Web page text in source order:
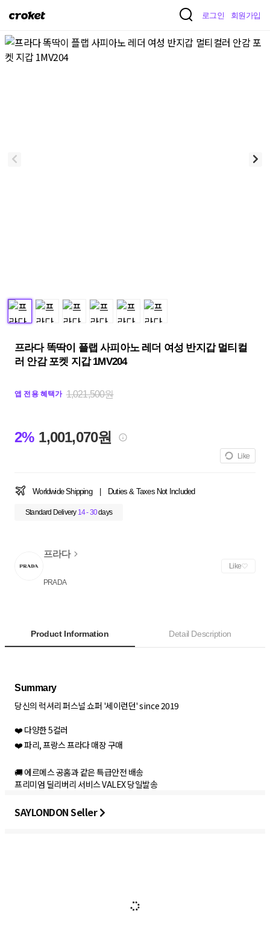
크
켓
로그인 회원가입
프라다 똑딱이 플랩 사피아노 레더 여성 반지갑 멀티컬
러 안감 포켓 지갑 1MV204
앱 전용 혜택가 1,021,500원
2% 1,001,070원
Like
Worldwide Shipping Duties & Taxes Not Included
Standard Delivery 14 - 30days
프라다
PRADA
Like
Product Information Detail Description
Summary
당신의 럭셔리 퍼스널 쇼퍼 '세이런던' since 2019
❤️ 다양한 5컬러
❤️ 파리, 프랑스 프라다 매장 구매
🚚 에르메스 공홈과 같은 특급안전 배송
프리미엄 딜리버리 서비스 VALEX 당일발송
SAYLONDON Seller